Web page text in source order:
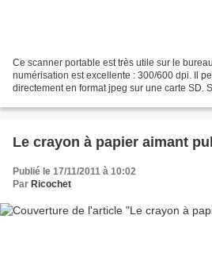
Ce scanner portable est très utile sur le
numérisation est excellente : 300/600 dpi. Il
directement en format jpeg sur une carte SD.
Le crayon à papier aimant
Publié le 17/11/2011 à 10:02
Par Ricochet